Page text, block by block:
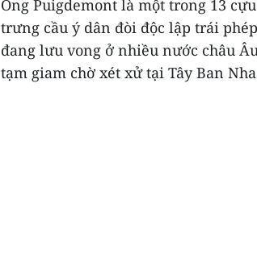
Ông Puigdemont là một trong 13
trưng cầu ý dân đòi độc lập trái
đang lưu vong ở nhiều nước châu
tạm giam chờ xét xử tại Tây Ban